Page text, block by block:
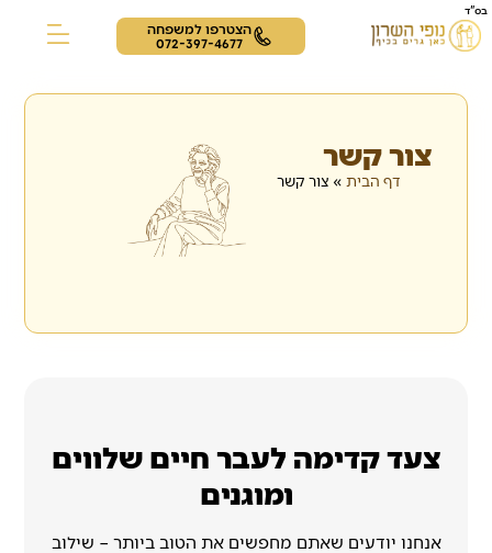
בס"ד
הצטרפו למשפחה
072-397-4677
צור קשר
דף הבית » צור קשר
צעד קדימה לעבר חיים שלווים
ומוגנים
אנחנו יודעים שאתם מחפשים את הטוב ביותר – שילוב